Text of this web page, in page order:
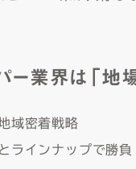
パー業界は「
域密着戦略
ラインナップで勝負